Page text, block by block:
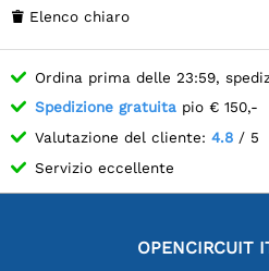
 Elenco chiaro
Ordina prima delle 23:59,
Spedizione gratuita pio € 150,-
Valutazione del cliente: 4.8 / 5
Servizio eccellente
OPENCIRCUIT